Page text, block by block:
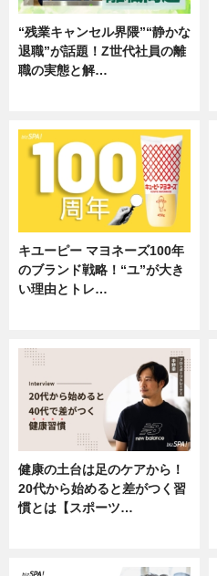
“残業キャンセル界隈”“静かな
退職”が話題！Z世代社員の離
職の実態と解…
キユーピー マヨネーズ100年
のブランド戦略！“ユ”が大き
い理由とトレ…
健康の土台は足のケアから！
20代から始めると差がつく習
慣とは【スポーツ…